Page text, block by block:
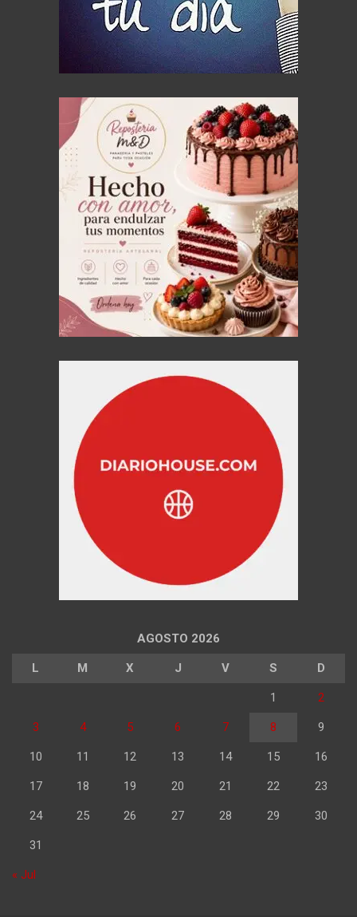
AGOSTO 2026
L M X J V S D
1 2
3 4 5 6 7 8 9
10 11 12 13 14 15 16
17 18 19 20 21 22 23
24 25 26 27 28 29 30
31
« Jul